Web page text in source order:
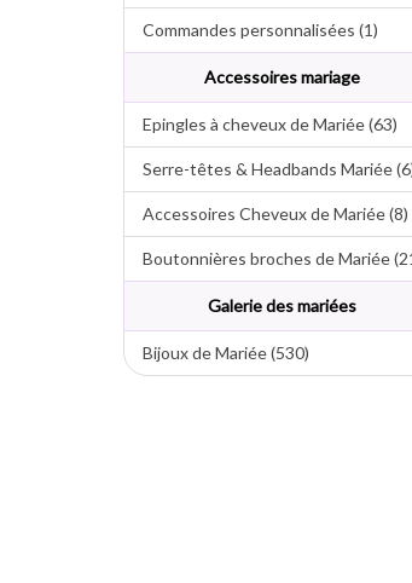
Commandes personnalisées (1)
Accessoires mariage
Epingles à cheveux de Mariée (63)
Serre-têtes & Headbands Mariée
Accessoires Cheveux de Mariée (8)
Boutonnières broches de Mariée
Galerie des mariées
Bijoux de Mariée (530)